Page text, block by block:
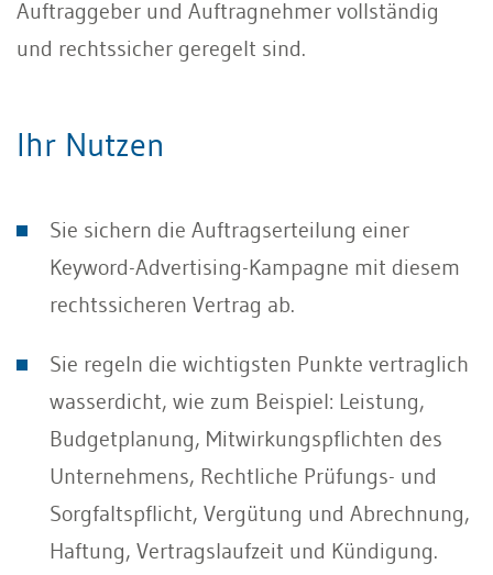
Auftraggeber und Auftragnehmer vollständig
und rechtssicher geregelt sind.
Ihr Nutzen
Sie sichern die Auftragserteilung einer
Keyword-Advertising-Kampagne mit diesem
rechtssicheren Vertrag ab.
Sie regeln die wichtigsten Punkte vertraglich
wasserdicht, wie zum Beispiel: Leistung,
Budgetplanung, Mitwirkungspflichten des
Unternehmens, Rechtliche Prüfungs- und
Sorgfaltspflicht, Vergütung und Abrechnung,
Haftung, Vertragslaufzeit und Kündigung.